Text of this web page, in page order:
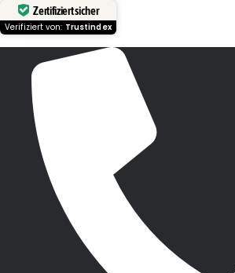
Zertifiziert sicher
Verifiziert von: Trustindex